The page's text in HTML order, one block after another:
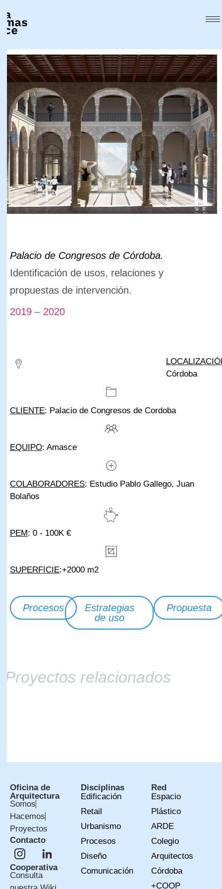
Palacio de Congresos de Córdoba.
Identificación de usos, relaciones y
propuestas de intervención.
2019 – 2020
Córdoba
CLIENTE: Palacio de Congresos de Cordoba
EQUIPO: Amasce
COLABORADORES: Estudio Pablo Gallego, Juan
Bolaños
PEM: 0 - 100K €
SUPERFICIE:+2000 m2
Procesos
Estrategias
de uso
Propuesta
Proyectos relacionados
Oficina de
Arquitectura
Somos
Hacemos
Proyectos
Contacto
Cooperativa
Consulta
Disciplinas
Edificación
Retail
Urbanismo
Procesos
Diseño
Comunicación
Red
Espacio
Plástico
ARDE
Colegio
Arquitectos
Córdoba
+COOP